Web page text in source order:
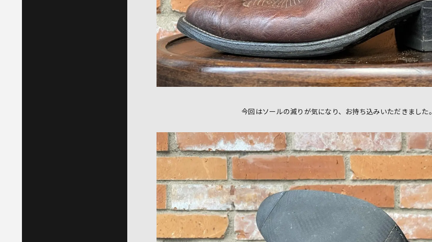
今回はソールの減りが気になり、お持ち込みいただきました。